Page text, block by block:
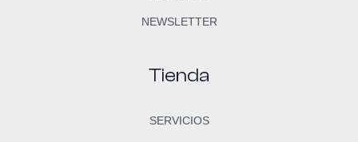
NEWSLETTER
Tienda
SERVICIOS